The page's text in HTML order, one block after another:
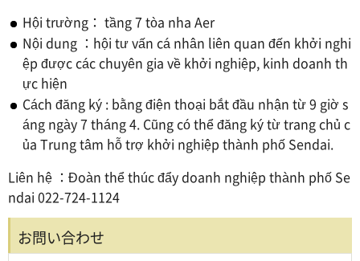
Hội trường： tầng 7 tòa nha Aer
Nội dung ：hội tư vấn cá nhân liên quan đến khởi nghi
ệp được các chuyên gia về khởi nghiệp, kinh doanh th
ực hiện
Cách đăng ký : bằng điện thoại bắt đầu nhận từ 9 giờ s
áng ngày 7 tháng 4. Cũng có thể đăng ký từ trang chủ c
ủa Trung tâm hỗ trợ khởi nghiệp thành phố Sendai.
Liên hệ ：Đoàn thể thúc đẩy doanh nghiệp thành phố Se
ndai 022-724-1124
お問い合わせ